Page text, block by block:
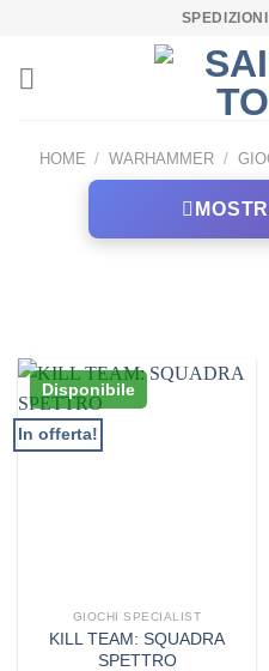
contenuti
HOME / WARHAMMER /
Disponibile
In offerta!
GIOCHI SPECIALIST
KILL TEAM: SQUADRA
SPETTRO